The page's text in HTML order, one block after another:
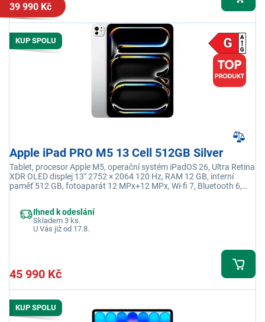
39 990 Kč
KUP SPOLU
Apple iPad PRO M5 13 Cell 512GB Silver
Tablet, procesor Apple M5, operační systém iPadOS 26, Ultra Retina
XDR OLED displej 13" 2752 × 2064 120 Hz, RAM 12 GB, interní
paměť 512 GB, fotoaparát 12 MPx+12 MPx, Wi-fi 7, Bluetooth 6,
Ihned k odeslání
Skladem 3 ks.
U Vás již od 17.8.
45 990 Kč
KUP SPOLU